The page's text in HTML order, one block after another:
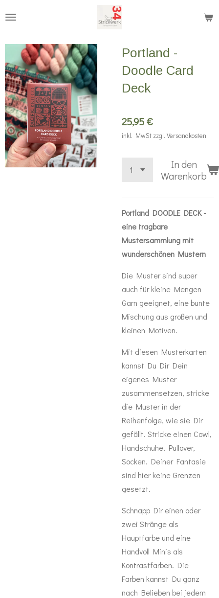
Portland -
Doodle Card
Deck
25,95 €
inkl. MwSt zzgl. Versandkosten
In den
Warenkorb
Portland DOODLE DECK -
eine tragbare
Mustersammlung mit
wunderschönen Mustern
Die Muster sind super
auch für kleine Mengen
Garn geeignet, eine bunte
Mischung aus großen und
kleinen Motiven.
Mit diesen Musterkarten
kannst Du Dir Dein
eigenes Muster
zusammensetzen, stricke
die Muster in der
Reihenfolge, wie sie Dir
gefällt. Stricke einen Cowl,
Handschuhe, Pullover,
Socken. Deiner Fantasie
sind hier keine Grenzen
gesetzt.
Schnapp Dir einen oder
zwei Stränge als
Hauptfarbe und eine
Handvoll Minis als
Kontrastfarben. Die
Farben kannst Du ganz
nach Belieben bei jedem